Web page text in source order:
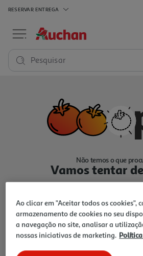
RESERVAR ENTREGA
Pesquisar
Não temos o que
Vamos tentar
Ir para Homepage
Ao clicar em "Aceitar todos os cookies",
armazenamento de cookies no seu
a navegação no site, analisar a
nossas iniciativas de marketing.